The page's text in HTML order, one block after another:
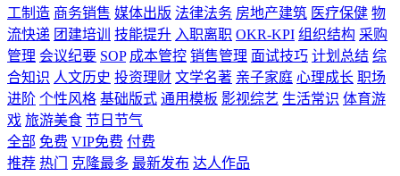
工制造 商务销售 媒体出版 法律法务 房地产建筑 医疗保健 物
流快递 团建培训 技能提升 入职离职 OKR-KPI 组织结构 采购
管理 会议纪要 SOP 成本管控 销售管理 面试技巧 计划总结 综
合知识 人文历史 投资理财 文学名著 亲子家庭 心理成长 职场
进阶 个性风格 基础版式 通用模板 影视综艺 生活常识 体育游
戏 旅游美食 节日节气
全部 免费 VIP免费 付费
推荐 热门 克隆最多 最新发布 达人作品